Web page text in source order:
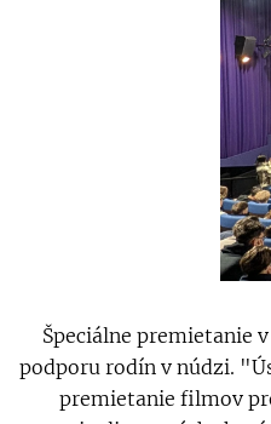
Špeciálne premietanie
podporu rodín v núdzi.
premietanie filmov